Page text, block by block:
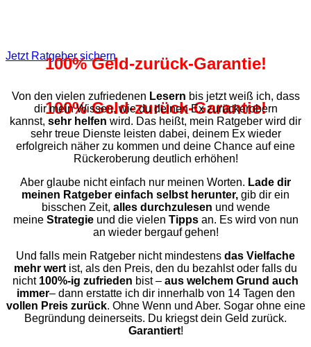
Jetzt Ratgeber sichern
100% Geld-zurück-Garantie!
100% Geld-zurück-Garantie!
Von den vielen zufriedenen Lesern bis jetzt weiß ich, dass
dir mein Wissen, wie du deinen Ex zurückerobern
kannst, sehr helfen wird. Das heißt, mein Ratgeber wird dir
sehr treue Dienste leisten dabei, deinem Ex wieder
erfolgreich näher zu kommen und deine Chance auf eine
Rückeroberung deutlich erhöhen!
Aber glaube nicht einfach nur meinen Worten. Lade dir
meinen Ratgeber einfach selbst herunter, gib dir ein
bisschen Zeit, alles durchzulesen und wende
meine Strategieund die vielen Tippsan. Es wird von nun
an wieder bergauf gehen!
Und falls mein Ratgeber nicht mindestens das Vielfache
mehr wert ist, als den Preis, den du bezahlst oder falls du
nicht 100%-ig zufrieden bist – aus welchem Grund auch
immer– dann erstatte ich dir innerhalb von 14 Tagen den
vollen Preis zurück. Ohne Wenn und Aber. Sogar ohne eine
Begründung deinerseits. Du kriegst dein Geld zurück.
Garantiert!